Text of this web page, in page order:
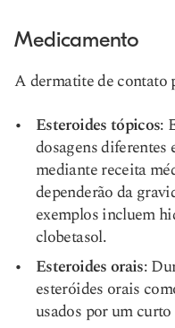
Medicamento
A dermatite de contato
Esteroides tópicos:
dosagens diferentes
mediante receita
dependerão da
exemplos incluem
clobetasol.
Esteroides orais:
esteróides orais
usados por um